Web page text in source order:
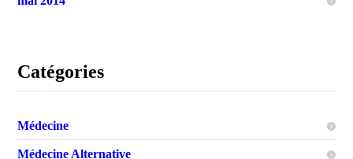
Catégories
Médecine
Médecine Alternative